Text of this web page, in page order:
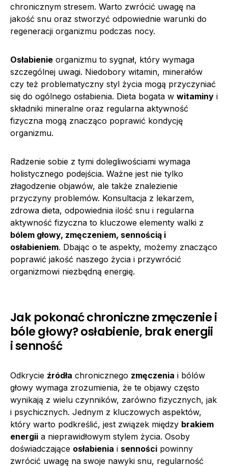
chronicznym stresem. Warto zwrócić uwagę na
jakość snu oraz stworzyć odpowiednie warunki do
regeneracji organizmu podczas nocy.
Osłabienie organizmu to sygnał, który wymaga
szczególnej uwagi. Niedobory witamin, minerałów
czy też problematyczny styl życia mogą przyczyniać
się do ogólnego osłabienia. Dieta bogata w witaminy i
składniki mineralne oraz regularna aktywność
fizyczna mogą znacząco poprawić kondycję
organizmu.
Radzenie sobie z tymi dolegliwościami wymaga
holistycznego podejścia. Ważne jest nie tylko
złagodzenie objawów, ale także znalezienie
przyczyny problemów. Konsultacja z lekarzem,
zdrowa dieta, odpowiednia ilość snu i regularna
aktywność fizyczna to kluczowe elementy walki z
bólem głowy, zmęczeniem, sennością i
osłabieniem. Dbając o te aspekty, możemy znacząco
poprawić jakość naszego życia i przywrócić
organizmowi niezbędną energię.
Jak pokonać chroniczne zmęczenie i
bóle głowy? osłabienie, brak energii
i senność
Odkrycie źródła chronicznego zmęczenia i bólów
głowy wymaga zrozumienia, że te objawy często
wynikają z wielu czynników, zarówno fizycznych, jak
i psychicznych. Jednym z kluczowych aspektów,
który warto podkreślić, jest związek między brakiem
energii a nieprawidłowym stylem życia. Osoby
doświadczające osłabienia i senności powinny
zwrócić uwagę na swoje nawyki snu, regularność